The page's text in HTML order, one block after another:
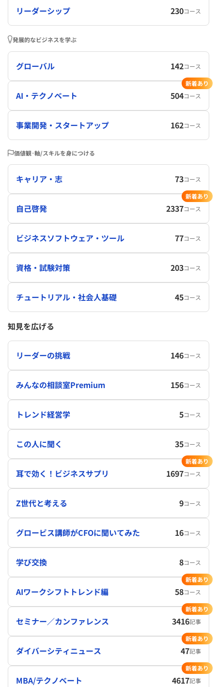
リーダーシップ 230コース
発展的なビジネスを学ぶ
グローバル 142コース
AI・テクノベート 504コース
新着あり
事業開発・スタートアップ 162コース
価値観･軸/スキルを身につける
キャリア・志 73コース
自己啓発 2337コース
新着あり
ビジネスソフトウェア・ツール 77コース
資格・試験対策 203コース
チュートリアル・社会人基礎 45コース
知見を広げる
リーダーの挑戦 146コース
みんなの相談室Premium 156コース
トレンド経営学 5コース
この人に聞く 35コース
耳で効く！ビジネスサプリ 1697コース
新着あり
Z世代と考える 9コース
グロービス講師がCFOに聞いてみた 16コース
学び交換 8コース
AIワークシフトトレンド編 58コース
新着あり
セミナー／カンファレンス 3416記事
新着あり
ダイバーシティニュース 47記事
新着あり
MBA/テクノベート 4617記事
新着あり